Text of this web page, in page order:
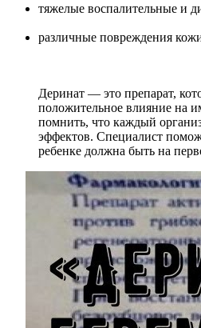
тяжелые воспалительные и
различные повреждения
Деринат — это препарат,
положительное влияние на
помнить, что каждый
эффектов. Специалист
ребенке должна быть на